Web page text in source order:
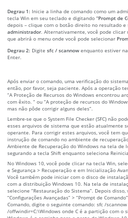
Degrau 1: Inicie a linha de comando como um
tecla Win em seu teclado e digitando “Prompt de
depois – clique com o botão direito no resultado e
administrador. Alternativamente, você pode clicar
que abrirá o menu onde você pode selecionar
Degrau 2: Digite sfc / scannow enquanto estiver
Enter.
Após enviar o comando, uma verificação do
então, por favor, seja paciente. Após a operação
“A Proteção de Recursos do Windows encontrou
com êxito. “ ou “A proteção de recursos do
mas não pôde corrigir alguns deles”.
Lembre-se que o System File Checker (SFC) não
esses arquivos de sistema que estão atualmente
operante. Para corrigir estes arquivos, você tem
instrução de comando no ambiente de
Ambiente de Recuperação do Windows na tela de
segurando a tecla Shift enquanto seleciona
No Windows 10, você pode clicar na tecla Win,
e Segurança > Recuperação e em Inicialização
Você também pode iniciar com o disco de
com a distribuição Windows 10. Na tela de
selecione “Restauração do Sistema”. Depois disso,
“Configurações Avançadas” > “Prompt de
Comando, digite o seguinte comando: sfc /
/offwindir=C:\Windows onde C é a partição com o